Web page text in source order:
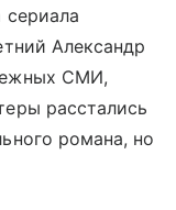
сериала
Александр
СМИ,
расстались
романа, но